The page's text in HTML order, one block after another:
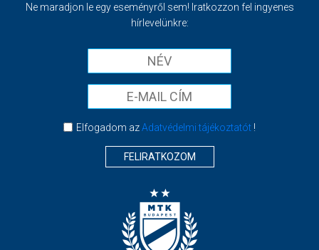
Ne maradjon le egy eseményről sem! Iratkozzon fel ingyenes
hírlevelünkre:
Elfogadom azAdatvédelmi tájékoztatót!
FELIRATKOZOM